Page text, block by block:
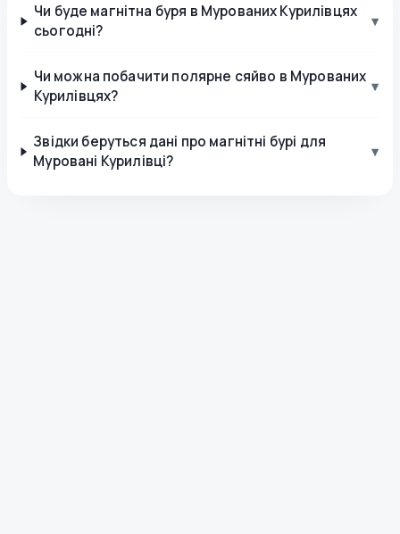
Чи буде магнітна буря в Мурованих Курилівцях
сьогодні?
▾
Чи можна побачити полярне сяйво в Мурованих
Курилівцях?
▾
Звідки беруться дані про магнітні бурі для
Муровані Курилівці?
▾